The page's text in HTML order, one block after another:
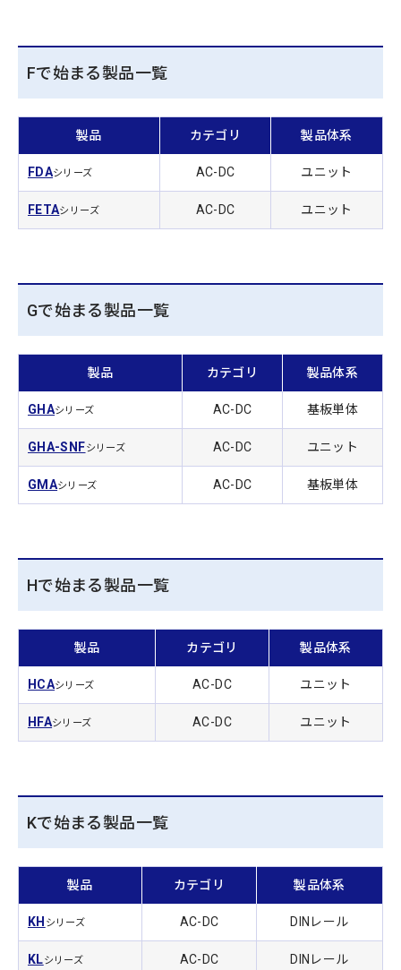
Fで始まる製品一覧
製品 カテゴリ 製品体系
FDAシリーズ AC-DC ユニット
FETAシリーズ AC-DC ユニット
Gで始まる製品一覧
製品 カテゴリ 製品体系
GHAシリーズ AC-DC 基板単体
GHA-SNFシリーズ AC-DC ユニット
GMAシリーズ AC-DC 基板単体
Hで始まる製品一覧
製品 カテゴリ 製品体系
HCAシリーズ AC-DC ユニット
HFAシリーズ AC-DC ユニット
Kで始まる製品一覧
製品 カテゴリ 製品体系
KH シリーズ AC-DC DINレール
KLシリーズ AC-DC DINレール